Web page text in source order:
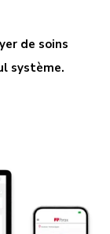
de soins
système.